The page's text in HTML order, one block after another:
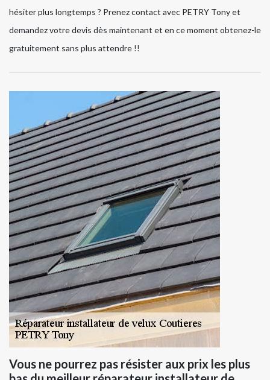
hésiter plus longtemps ? Prenez contact avec PETRY Tony et
demandez votre devis dès maintenant et en ce moment obtenez-le
gratuitement sans plus attendre !!
Vous ne pourrez pas résister aux prix les plus